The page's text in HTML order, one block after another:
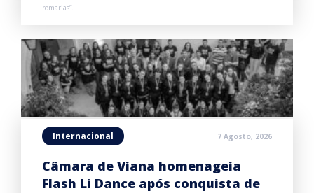
romarias”.
Internacional 7 Agosto, 2026
Câmara de Viana homenageia
Flash Li Dance após conquista de